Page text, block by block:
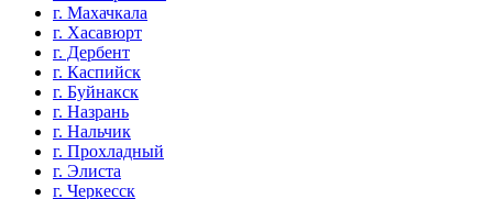
г. Махачкала
г. Хасавюрт
г. Дербент
г. Каспийск
г. Буйнакск
г. Назрань
г. Нальчик
г. Прохладный
г. Элиста
г. Черкесск